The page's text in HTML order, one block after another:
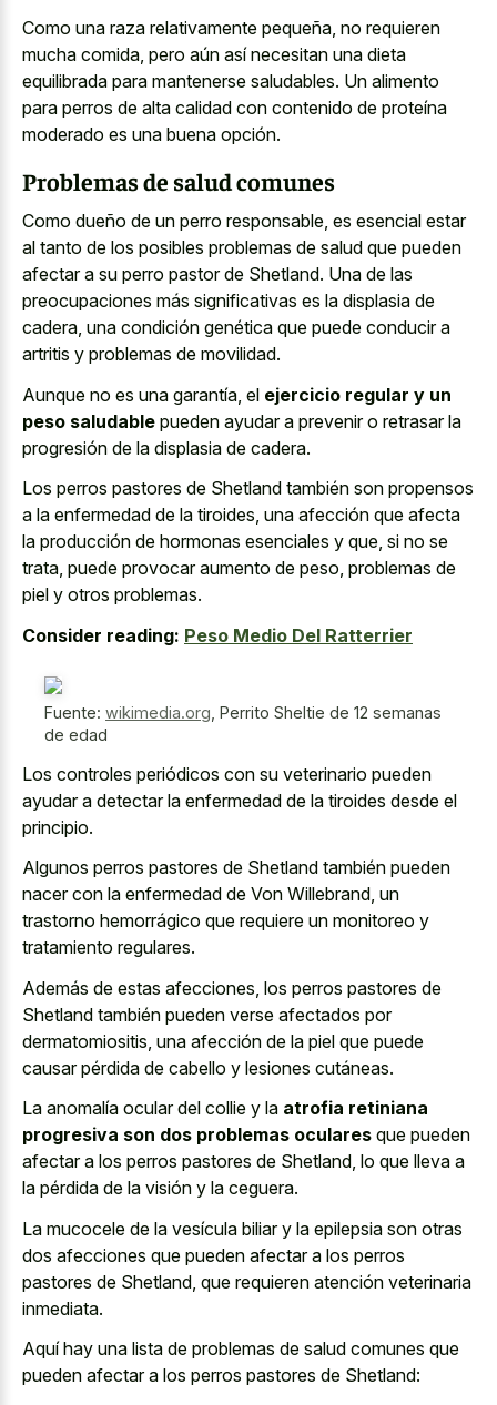
Como una raza relativamente pequeña, no requieren
mucha comida, pero aún así necesitan una dieta
equilibrada para mantenerse saludables. Un alimento
para perros de alta calidad con contenido de proteína
moderado es una buena opción.
Problemas de salud comunes
Como dueño de un perro responsable, es esencial estar
al tanto de los posibles problemas de salud que pueden
afectar a su perro pastor de Shetland. Una de las
preocupaciones más significativas es la displasia de
cadera, una condición genética que puede conducir a
artritis y problemas de movilidad.
Aunque no es una garantía, el ejercicio regular y un
peso saludable pueden ayudar a prevenir o retrasar la
progresión de la displasia de cadera.
Los perros pastores de Shetland también son propensos
a la enfermedad de la tiroides, una afección que afecta
la producción de hormonas esenciales y que, si no se
trata, puede provocar aumento de peso, problemas de
piel y otros problemas.
Consider reading: Peso Medio Del Ratterrier
Fuente: wikimedia.org, Perrito Sheltie de 12 semanas
de edad
Los controles periódicos con su veterinario pueden
ayudar a detectar la enfermedad de la tiroides desde el
principio.
Algunos perros pastores de Shetland también pueden
nacer con la enfermedad de Von Willebrand, un
trastorno hemorrágico que requiere un monitoreo y
tratamiento regulares.
Además de estas afecciones, los perros pastores de
Shetland también pueden verse afectados por
dermatomiositis, una afección de la piel que puede
causar pérdida de cabello y lesiones cutáneas.
La anomalía ocular del collie y la atrofia retiniana
progresiva son dos problemas oculares que pueden
afectar a los perros pastores de Shetland, lo que lleva a
la pérdida de la visión y la ceguera.
La mucocele de la vesícula biliar y la epilepsia son otras
dos afecciones que pueden afectar a los perros
pastores de Shetland, que requieren atención veterinaria
inmediata.
Aquí hay una lista de problemas de salud comunes que
pueden afectar a los perros pastores de Shetland: